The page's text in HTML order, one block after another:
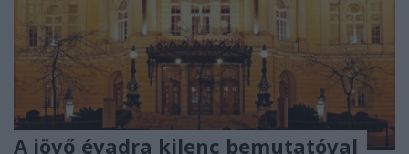
A jövő évadra kilenc bemutatóval